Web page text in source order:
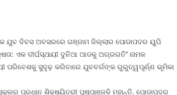
ଯୁବ ଦିବସ ଅବସରରେ ଗଞ୍ଜାମ ଜିଲ୍ଲାର ପୋଡାପଦର ୟୁପି
ଏକ ଦୀର୍ଘସ୍ଥାୟୀ ଦୁନିଆ ଆଡକୁ ଅଗ୍ରଗତି’’ ନାମକ
ପରିବେଶକୁ ସୁଦୃଢ଼ କରିବାରେ ଯୁବବର୍ଗଙ୍କ ଗୁରୁତ୍ୱପୂର୍ଣ୍ଣ ଭୂମିକା
ପ୍ରଧାନ ଶିକ୍ଷୟିତ୍ରୀ ପୁଷ୍ପାଞ୍ଜଳି ମହାନ୍ତି, ପୋଡ଼ାପଦର